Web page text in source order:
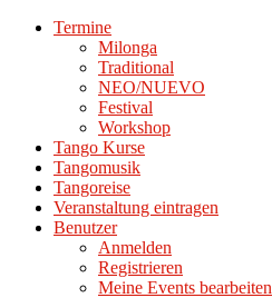
Termine
Milonga
Traditional
NEO/NUEVO
Festival
Workshop
Tango Kurse
Tangomusik
Tangoreise
Veranstaltung eintragen
Benutzer
Anmelden
Registrieren
Meine Events bearbeiten